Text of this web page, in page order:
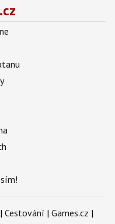
Cestování | Games.cz |